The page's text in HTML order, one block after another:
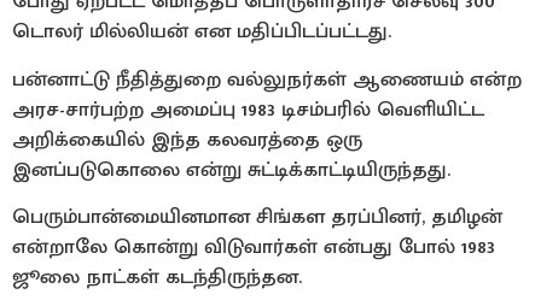
டொலர் மில்லியன் என மதிப்பிடப்பட்டது.
பன்னாட்டு நீதித்துறை வல்லுநர்கள் ஆணையம் என்ற
அரச-சார்பற்ற அமைப்பு 1983 டிசம்பரில் வெளியிட்ட
அறிக்கையில் இந்த கலவரத்தை ஒரு
இனப்படுகொலை என்று சுட்டிக்காட்டியிருந்தது.
பெரும்பான்மையினமான சிங்கள தரப்பினர், தமிழன்
என்றாலே கொன்று விடுவார்கள் என்பது போல் 1983
ஜூலை நாட்கள் கடந்திருந்தன.